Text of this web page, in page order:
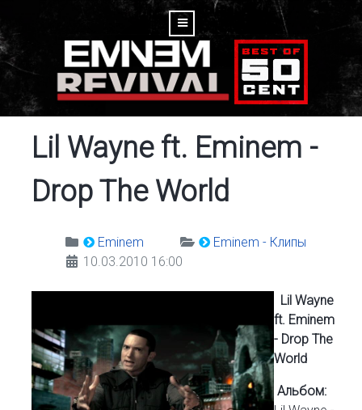
Lil Wayne ft. Eminem -
Drop The World
Eminem
Eminem - Клипы
10.03.2010 16:00
Lil Wayne
ft. Eminem
- Drop The
World
Альбом: